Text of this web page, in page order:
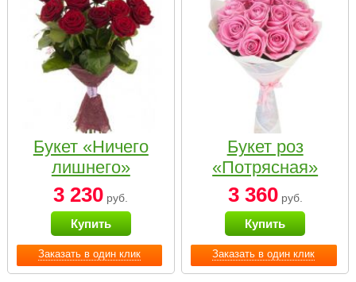
Заказать в один клик
Букет «Ничего
лишнего»
3 230 руб.
Купить
Заказать в один клик
Букет роз
«Потрясная»
3 360руб.
Купить